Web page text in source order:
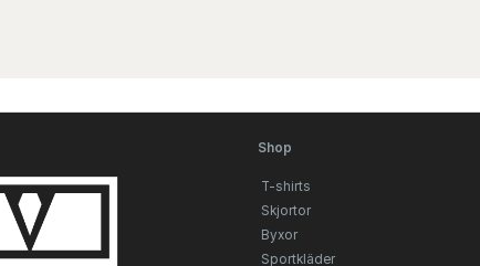
Shop
T-shirts
Skjortor
Byxor
Sportkläder